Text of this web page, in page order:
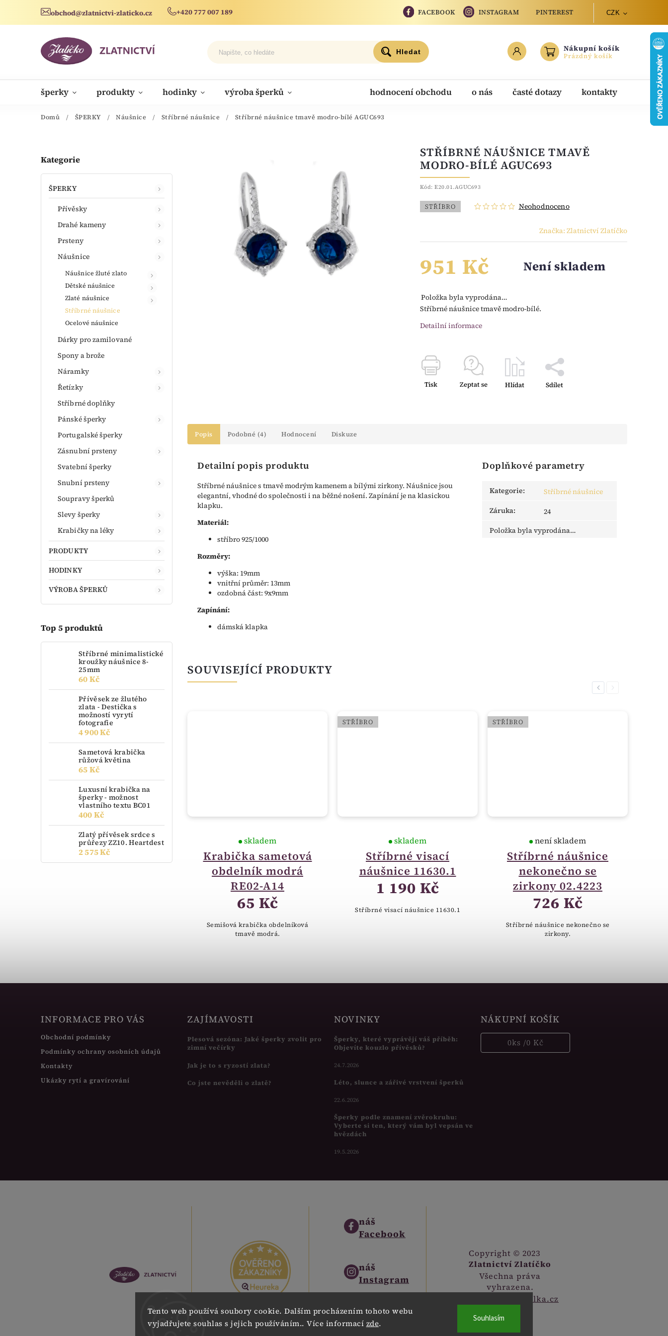
Tento web používá soubory cookie. Dalším procházením tohoto webu
vyjadřujete souhlas s jejich používáním.. Více informací zde. Souhlasím
obchod@zlatnictvi-zlaticko.cz +420 777 007 189 FACEBOOK INSTAGRAM PINTEREST CZK
Hledat Nákupní košík
Prázdný košík
šperky produkty hodinky výroba šperků hodnocení obchodu o nás časté dotazy kontakty
novinky
Domů / ŠPERKY / Náušnice / Stříbrné náušnice / Stříbrné náušnice tmavě modro-bílé AGUC693
Kategorie
ŠPERKY
Přívěsky
Drahé kameny
Prsteny
Náušnice
Náušnice žluté zlato
Dětské náušnice
Zlaté náušnice
Stříbrné náušnice
Ocelové náušnice
Dárky pro zamilované
Spony a brože
Náramky
Řetízky
Stříbrné doplňky
Pánské šperky
Portugalské šperky
Zásnubní prsteny
Svatební šperky
Snubní prsteny
Soupravy šperků
Slevy šperky
Krabičky na léky
PRODUKTY
HODINKY
VÝROBA ŠPERKŮ
Top 5 produktů
Stříbrné minimalistické
kroužky náušnice 8-
25mm
60 Kč
Přívěsek ze žlutého
zlata - Destička s
možností vyrytí
fotografie
4 900 Kč
Sametová krabička
růžová květina
65 Kč
Luxusní krabička na
šperky - možnost
vlastního textu BC01
400 Kč
Zlatý přívěsek srdce s
průřezy ZZ10. Heartdest
2 575 Kč
STŘÍBRNÉ NÁUŠNICE TMAVĚ
MODRO-BÍLÉ AGUC693
Kód: E20.01.AGUC693
STŘÍBRO Neohodnoceno
Značka: Zlatnictví Zlatíčko
951 Kč Není skladem
Položka byla vyprodána…
Stříbrné náušnice tmavě modro-bílé.
Detailní informace
Tisk Zeptat se Hlídat Sdílet
Popis Podobné (4) Hodnocení Diskuze
Detailní popis produktu
Stříbrné náušnice s tmavě modrým kamenem a bílými zirkony. Náušnice jsou
elegantní, vhodné do společnosti i na běžné nošení. Zapínání je na klasickou
klapku.
Materiál:
stříbro 925/1000
Rozměry:
výška: 19mm
vnitřní průměr: 13mm
ozdobná část: 9x9mm
Zapínání:
dámská klapka
Doplňkové parametry
Kategorie:
Stříbrné náušnice
Záruka:
24
Položka byla vyprodána…
SOUVISEJÍCÍ PRODUKTY
Previous
Sametová krabička
skladem
Krabička sametová
obdelník modrá
RE02-A14
skladem
65 Kč
Semišová krabička obdelníková
tmavě modrá.
STŘÍBRO
Stříbrné visací
náušnice 11630.1
skladem
1 190 Kč
Stříbrné visací náušnice 11630.1
STŘÍBRO
Stříbrné náušnice
nekonečno se
zirkony 02.4223
není skladem
726 Kč
Stříbrné náušnice nekonečno se
zirkony.
Next
INFORMACE PRO VÁS
Obchodní podmínky
Podmínky ochrany osobních údajů
Kontakty
Ukázky rytí a gravírování
ZAJÍMAVOSTI
Plesová sezóna: Jaké šperky zvolit pro
zimní večírky
Jak je to s ryzostí zlata?
Co jste nevěděli o zlatě?
NOVINKY
Šperky, které vyprávějí váš příběh:
Objevíte kouzlo přívěsků?
24.7.2026
Léto, slunce a zářivé vrstvení šperků
22.6.2026
Šperky podle znamení zvěrokruhu:
Vyberte si ten, který vám byl vepsán ve
hvězdách
19.5.2026
NÁKUPNÍ KOŠÍK
0ks /0 Kč
náš
Facebook
náš
Instagram
náš
Pinterest
Copyright © 2023
Zlatnictví Zlatíčko
Všechna práva
vyhrazena.
Digitalka.cz